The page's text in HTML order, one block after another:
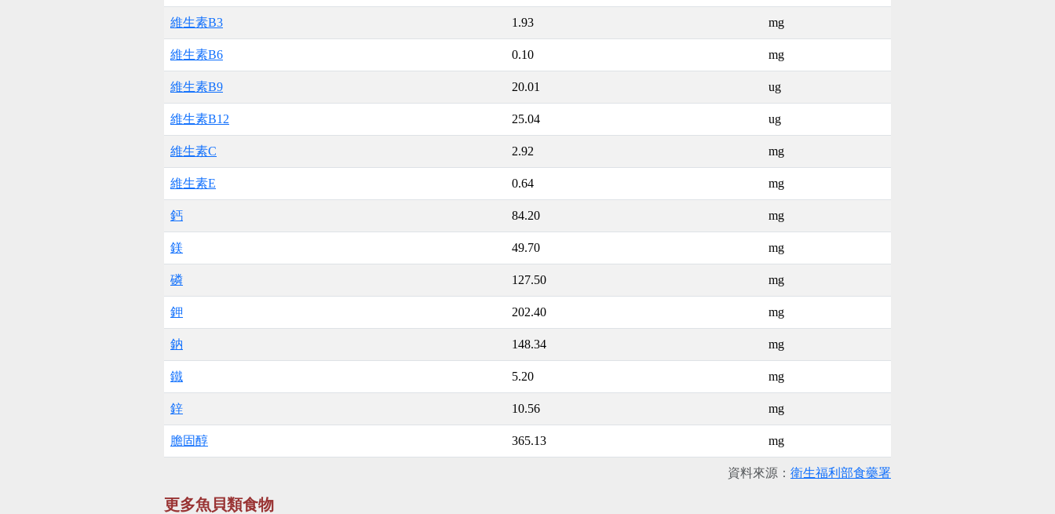
維生素B3 1.93 mg
維生素B6 0.10 mg
維生素B9 20.01 ug
維生素B12 25.04 ug
維生素C 2.92 mg
維生素E 0.64 mg
鈣 84.20 mg
鎂 49.70 mg
磷 127.50 mg
鉀 202.40 mg
鈉 148.34 mg
鐵 5.20 mg
鋅 10.56 mg
膽固醇 365.13 mg
資料來源： 衛生福利部食藥署
更多魚貝類食物